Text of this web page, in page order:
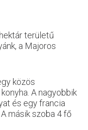
területű
a Majoros
közös
A nagyobbik
és egy francia
másik szoba 4 fő